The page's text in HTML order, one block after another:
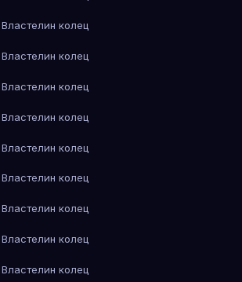
колец
колец
колец
колец
колец
колец
колец
колец
колец